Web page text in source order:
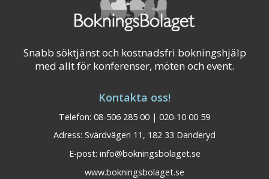
Snabb söktjänst och kostnadsfri bokningshjälp
med allt för konferenser, möten och event.
Kontakta oss!
Telefon: 08-506 285 00 | 020-10 00 59
Adress: Svärdvägen 11, 182 33 Danderyd
E-post: info@bokningsbolaget.se
www.bokningsbolaget.se